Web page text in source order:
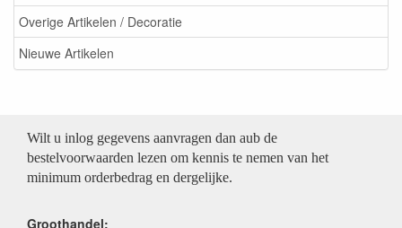
Overige Artikelen / Decoratie
Nieuwe Artikelen
Wilt u inlog gegevens aanvragen dan aub de
bestelvoorwaarden lezen om kennis te nemen van het
minimum orderbedrag en dergelijke.
Groothandel: